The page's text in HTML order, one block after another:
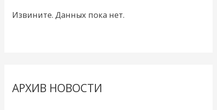
Извините. Данных пока нет.
АРХИВ НОВОСТИ